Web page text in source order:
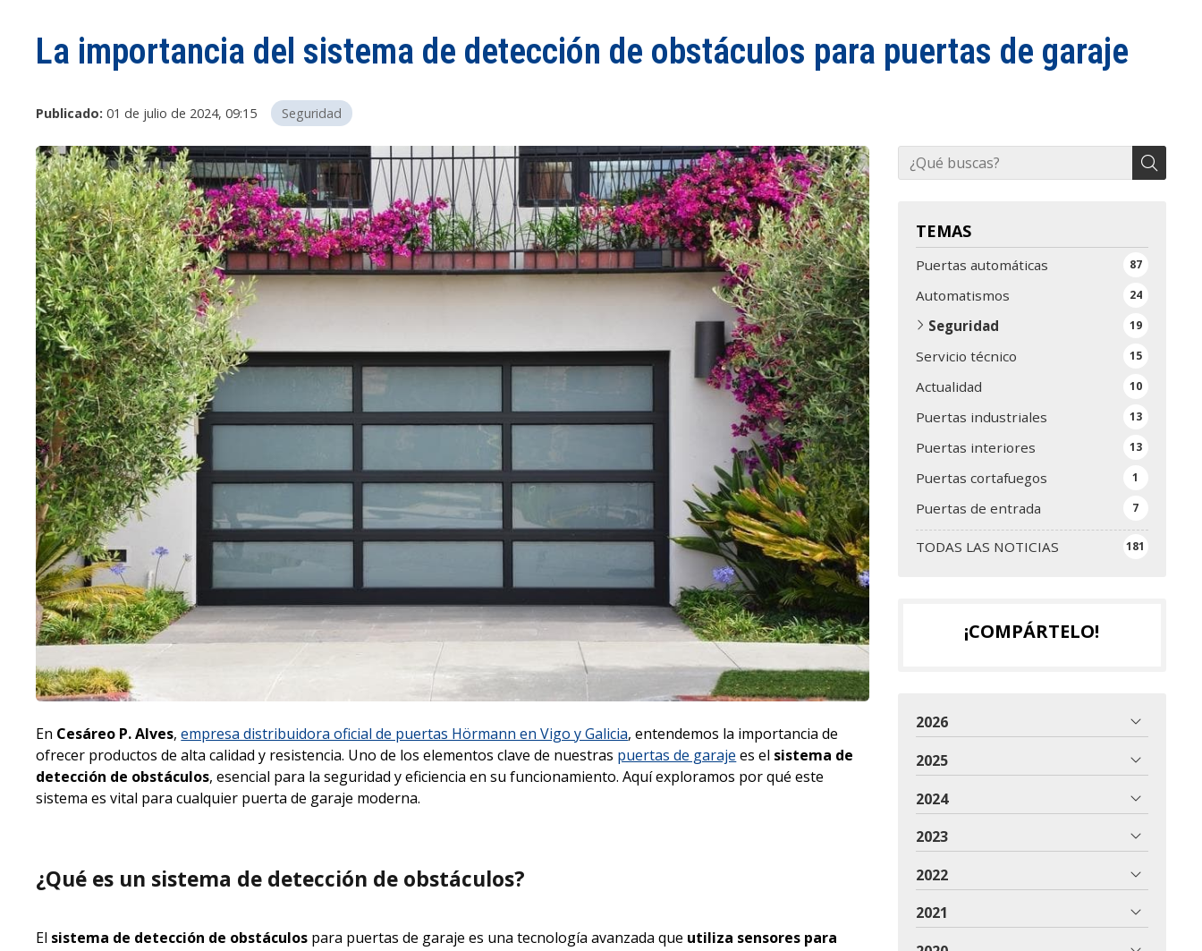
La importancia del sistema de detección de obstáculos para puertas de garaje
Publicado: 01 de julio de 2024, 09:15 Seguridad
TEMAS
TODAS LAS NOTICIAS 181
Puertas automáticas 87
Automatismos 24
Seguridad 19
Servicio técnico 15
Actualidad 10
Puertas industriales 13
Puertas interiores 13
Puertas cortafuegos 1
Puertas de entrada 7
En Cesáreo P. Alves,empresa distribuidora oficial de puertas Hörmann en Vigo y Galicia, entendemos la importancia de
ofrecer productos de alta calidad y resistencia. Uno de los elementos clave de nuestras puertas de garaje es el sistema de
detección de obstáculos, esencial para la seguridad y eficiencia en su funcionamiento. Aquí exploramos por qué este
sistema es vital para cualquier puerta de garaje moderna.
¿Qué es un sistema de detección de obstáculos?
El sistema de detección de obstáculos para puertas de garaje es una tecnología avanzada que utiliza sensores para
¡COMPÁRTELO!
2026
2025
2024
2023
2022
2021